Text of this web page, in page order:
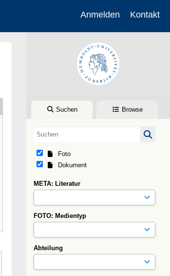
Anmelden Kontakt
Suchen Browse
Foto
Dokument
META: Literatur
FOTO: Medientyp
Abteilung